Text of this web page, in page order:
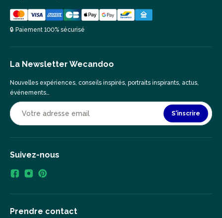
🔒 Paiement 100% sécurisé
La Newsletter Wecandoo
Nouvelles expériences, conseils inspirés, portraits inspirants, actus,
événements…
S'inscrire
Suivez-nous
Prendre contact